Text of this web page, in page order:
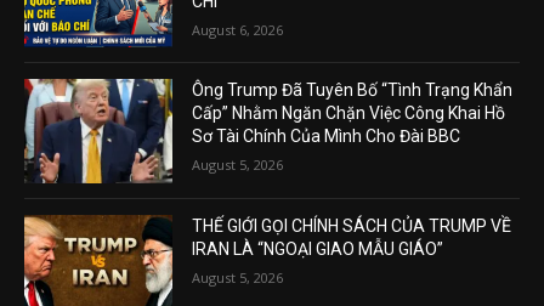
August 6, 2026
Ông Trump Đã Tuyên Bố “Tình Trạng Khẩn
Cấp” Nhằm Ngăn Chặn Việc Công Khai Hồ
Sơ Tài Chính Của Mình Cho Đài BBC
August 5, 2026
THẾ GIỚI GỌI CHÍNH SÁCH CỦA TRUMP VỀ
IRAN LÀ “NGOẠI GIAO MẪU GIÁO”
August 5, 2026